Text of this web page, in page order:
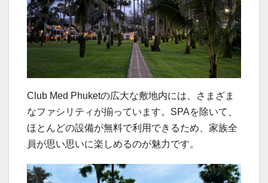
Club Med Phuketの広大な敷地内には、さまざま
なファシリティが揃っています。SPAを除いて、
ほとんどの設備が無料で利用できるため、家族全
員が思い思いに楽しめるのが魅力です。